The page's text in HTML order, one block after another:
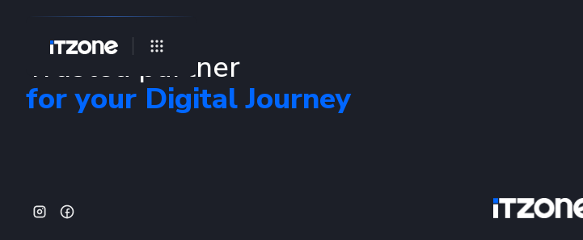
Trusted partner
for your Digital Journey